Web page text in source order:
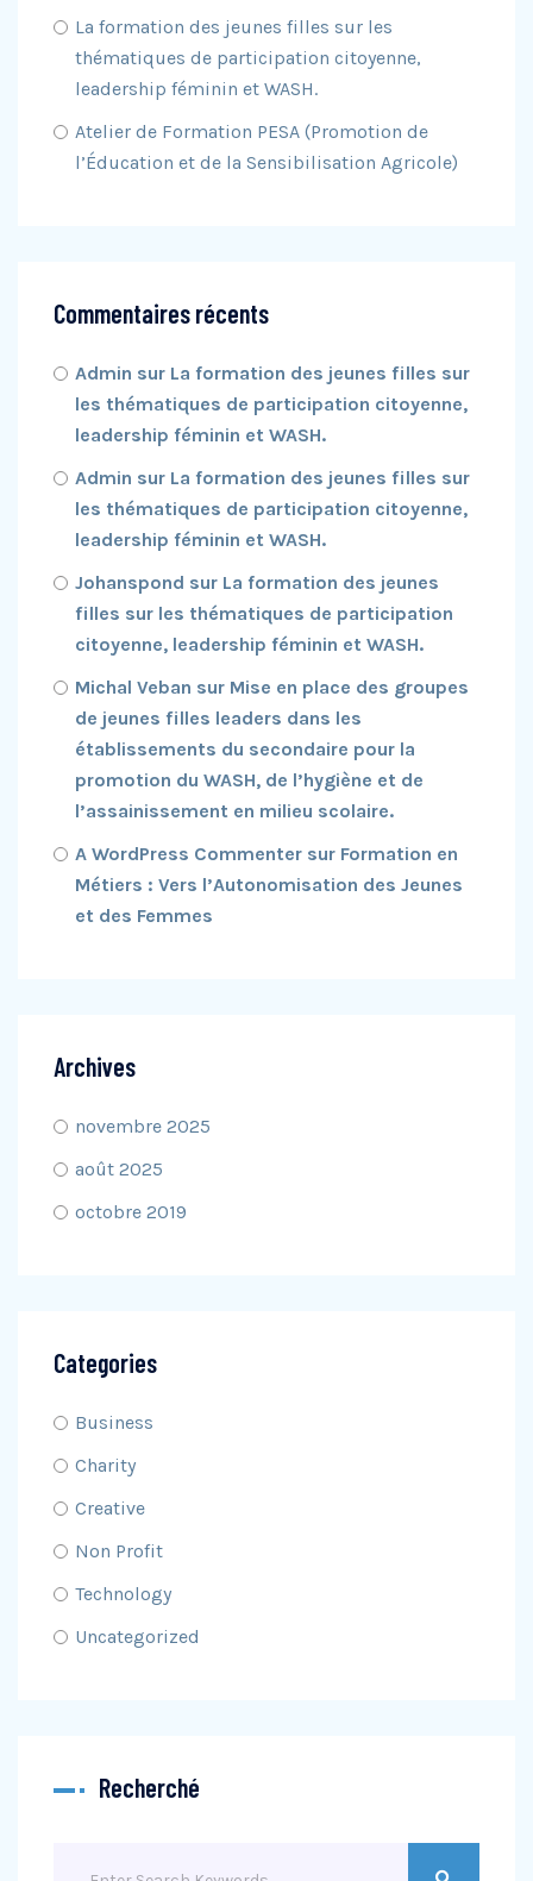
La formation des jeunes filles sur les
thématiques de participation citoyenne,
leadership féminin et WASH.
Atelier de Formation PESA (Promotion de
l’Éducation et de la Sensibilisation Agricole)
Commentaires récents
Admin sur La formation des jeunes filles sur
les thématiques de participation citoyenne,
leadership féminin et WASH.
Admin sur La formation des jeunes filles sur
les thématiques de participation citoyenne,
leadership féminin et WASH.
Johanspond sur La formation des jeunes
filles sur les thématiques de participation
citoyenne, leadership féminin et WASH.
Michal Veban sur Mise en place des groupes
de jeunes filles leaders dans les
établissements du secondaire pour la
promotion du WASH, de l’hygiène et de
l’assainissement en milieu scolaire.
A WordPress Commenter sur Formation en
Métiers : Vers l’Autonomisation des Jeunes
et des Femmes
Archives
novembre 2025
août 2025
octobre 2019
Categories
Business
Charity
Creative
Non Profit
Technology
Uncategorized
Recherché